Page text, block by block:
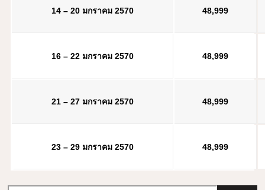
14 – 20 มกราคม 2570 48,999
16 – 22 มกราคม 2570 48,999
21 – 27 มกราคม 2570 48,999
23 – 29 มกราคม 2570 48,999